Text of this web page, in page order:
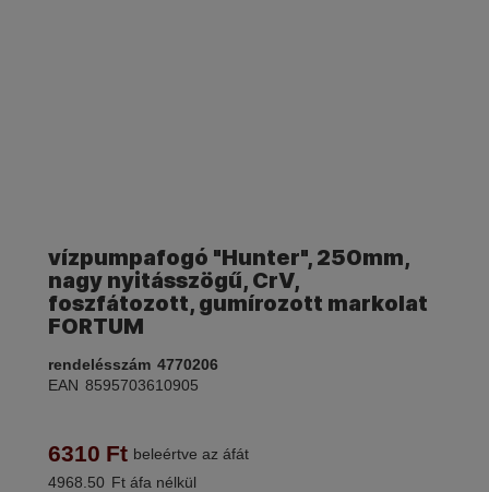
vízpumpafogó "Hunter", 250mm,
nagy nyitásszögű, CrV,
foszfátozott, gumírozott markolat
FORTUM
rendelésszám 4770206
EAN 8595703610905
6310 Ft beleértve az áfát
4968.50 Ft áfa nélkül